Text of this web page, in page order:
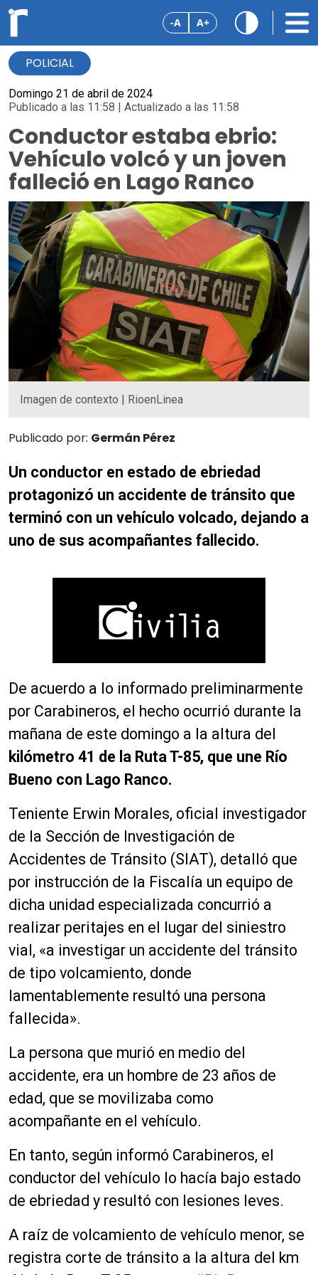
-A A+
POLICIAL
Domingo 21 de abril de 2024
Publicado a las 11:58 | Actualizado a las 11:58
Conductor estaba ebrio:
Vehículo volcó y un joven
falleció en Lago Ranco
Imagen de contexto | RioenLinea
Publicado por: Germán Pérez
Un conductor en estado de ebriedad
protagonizó un accidente de tránsito que
terminó con un vehículo volcado, dejando a
uno de sus acompañantes fallecido.
De acuerdo a lo informado preliminarmente
por Carabineros, el hecho ocurrió durante la
mañana de este domingo a la altura del
kilómetro 41 de la Ruta T-85, que une Río
Bueno con Lago Ranco.
Teniente Erwin Morales, oficial investigador
de la Sección de Investigación de
Accidentes de Tránsito (SIAT), detalló que
por instrucción de la Fiscalía un equipo de
dicha unidad especializada concurrió a
realizar peritajes en el lugar del siniestro
vial, «a investigar un accidente del tránsito
de tipo volcamiento, donde
lamentablemente resultó una persona
fallecida».
La persona que murió en medio del
accidente, era un hombre de 23 años de
edad, que se movilizaba como
acompañante en el vehículo.
En tanto, según informó Carabineros, el
conductor del vehículo lo hacía bajo estado
de ebriedad y resultó con lesiones leves.
A raíz de volcamiento de vehículo menor, se
registra corte de tránsito a la altura del km